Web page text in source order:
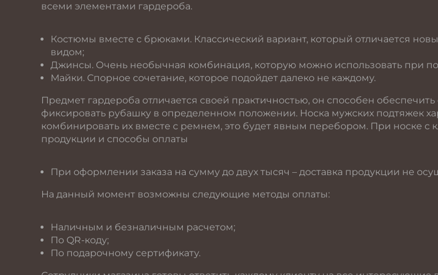
всеми элементами гардероба.
Костюмы вместе с брюками. Классический вариант, который отличается
видом;
Джинсы. Очень необычная комбинация, которую можно использовать при
Майки. Спорное сочетание, которое подойдет далеко не каждому.
Предмет гардероба отличается своей практичностью, он способен
фиксировать рубашку в определенном положении. Носка мужских подтяжек
комбинировать их вместе с ремнем, это будет явным перебором. При носке с
продукции и способы оплаты
При оформлении заказа на сумму до двух тысяч – доставка продукции не
На данный момент возможны следующие методы оплаты:
Наличным и безналичным расчетом;
По QR-коду;
По подарочному сертификату.